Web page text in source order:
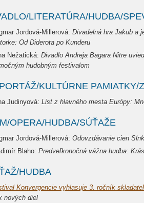
LITERATÚRA/HUDBA/
Jordová-Millerová: Divadelná hra Jakub a
Od Diderota po Kunderu
Nežatická: Divadlo Andreja Bagara Nitre
hudobným festivalom
KULTÚRNE PAMIATKY/
Judinyová: List z hlavného mesta Európy:
OPERA/HUDBA/SÚŤAŽE
Jordová-Millerová: Odovzdávanie cien
Blaho: Predveľkonočná vážna hudba:
HUDBA
Konvergencie vyhlasuje 3. ročník
nových diel